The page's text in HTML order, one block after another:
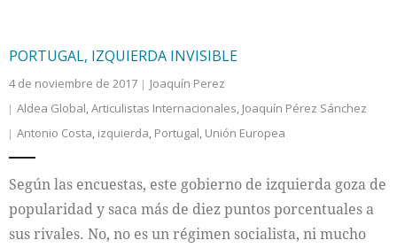
Cultura
PORTUGAL, IZQUIERDA INVISIBLE
4 de noviembre de 2017
Joaquín Perez
Aldea Global,Articulistas Internacionales, Joaquín Pérez Sánchez
Antonio Costa, izquierda, Portugal, Unión Europea
Según las encuestas, este gobierno de izquierda goza de
popularidad y saca más de diez puntos porcentuales a
sus rivales. No, no es un régimen socialista, ni mucho